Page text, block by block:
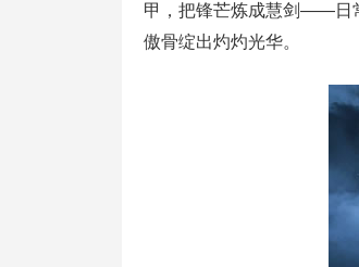
甲，把锋芒炼成慧剑——日
傲骨绽出灼灼光华。